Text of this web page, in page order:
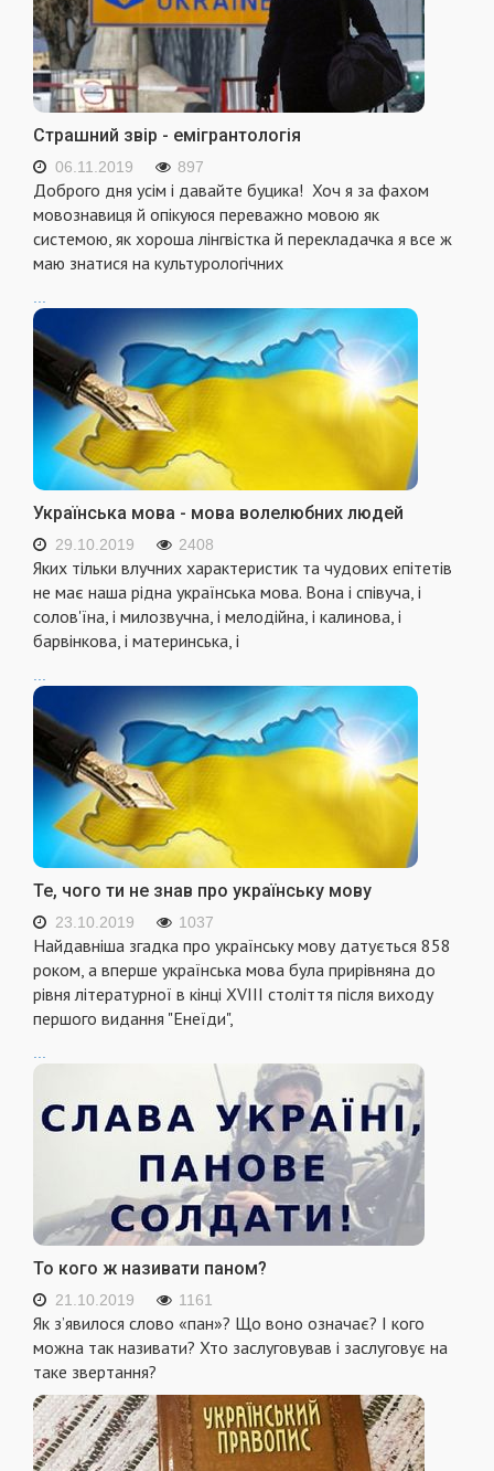
Страшний звір - емігрантологія
06.11.2019 897
Доброго дня усім і давайте буцика! Хоч я за фахом
мовознавиця й опікуюся переважно мовою як
системою, як хороша лінгвістка й перекладачка я все ж
маю знатися на культурологічних
...
Українська мова - мова волелюбних людей
29.10.2019 2408
Яких тільки влучних характеристик та чудових епітетів
не має наша рідна українська мова. Вона і співуча, і
солов'їна, і милозвучна, і мелодійна, і калинова, і
барвінкова, і материнська, і
...
Те, чого ти не знав про українську мову
23.10.2019 1037
Найдавніша згадка про українську мову датується 858
роком, а вперше українська мова була прирівняна до
рівня літературної в кінці XVIII століття після виходу
першого видання "Енеїди",
...
То кого ж називати паном?
21.10.2019 1161
Як з’явилося слово «пан»? Що воно означає? І кого
можна так називати? Хто заслуговував і заслуговує на
таке звертання?